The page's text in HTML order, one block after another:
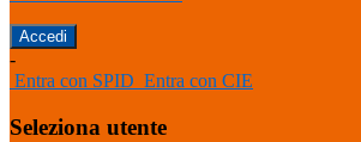
-
Entra con SPID Entra con CIE
Seleziona utente